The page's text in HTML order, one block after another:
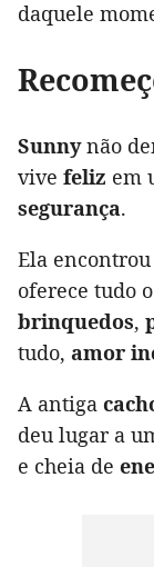
daquele
Sunnynão
vive feliz em
segurança.
Ela
oferece tudo
brinquedos,
tudo, amor
A antiga
deu lugar a
e cheia de